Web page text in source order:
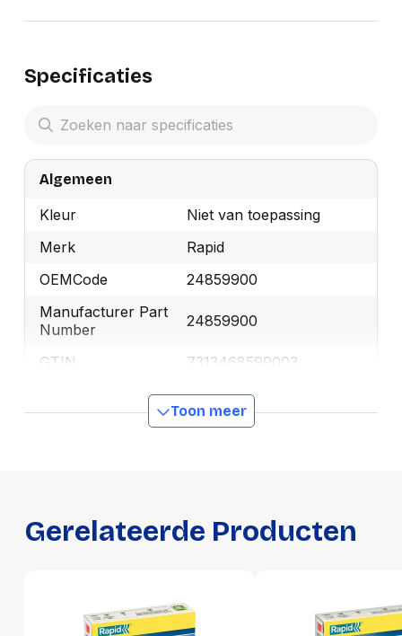
Specificaties
Algemeen
Kleur
Niet van toepassing
Merk
Rapid
OEMCode
24859900
Manufacturer Part
Number
24859900
GTIN 7313468599003
Productformaat
Gewicht
246 g
Toon meer
Gerelateerde Producten